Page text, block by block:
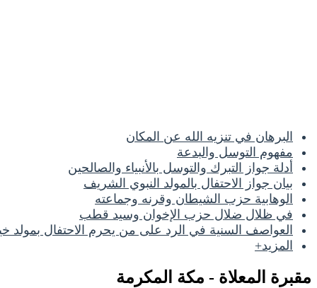
البرهان في تنزيه الله عن المكان
مفهوم التوسل والبدعة
أدلة جواز التبرك والتوسل بالأنبياء والصالحين
بيان جواز الاحتفال بالمولد النبوي الشريف
الوهابية حزب الشيطان وقرنه وجماعته
في ظلال ضلال حزب الإخوان وسيد قطب
العواصف السنية في الرد على من يحرم الاحتفال بمولد
المزيد+
مقبرة المعلاة - مكة المكرمة